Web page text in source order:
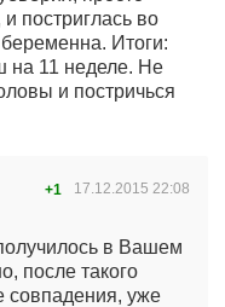
постриглась во
Итоги:
на 11 неделе. Не
и постричься
17.12.2015 22:08
+1
в Вашем
после такого
совпадения, уже